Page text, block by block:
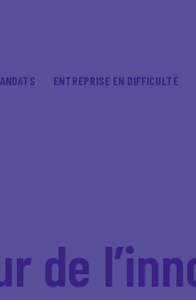
ENTREPRISE EN DIFFICULTÉ
de